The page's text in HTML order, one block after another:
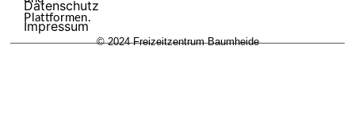
Plattformen.
Datenschutz
Impressum
© 2024 Freizeitzentrum Baumheide